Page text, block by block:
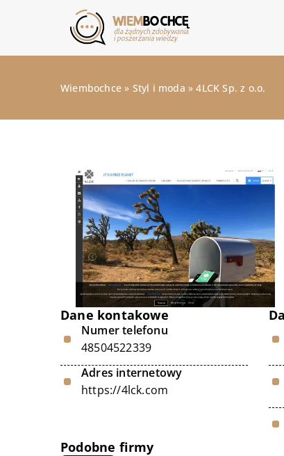
Wiembochce » Styl i moda »4LCK Sp. z o.o.
Dane kontakowe
Numer telefonu
48504522339
Adres internetowy
https://4lck.com
Podobne firmy